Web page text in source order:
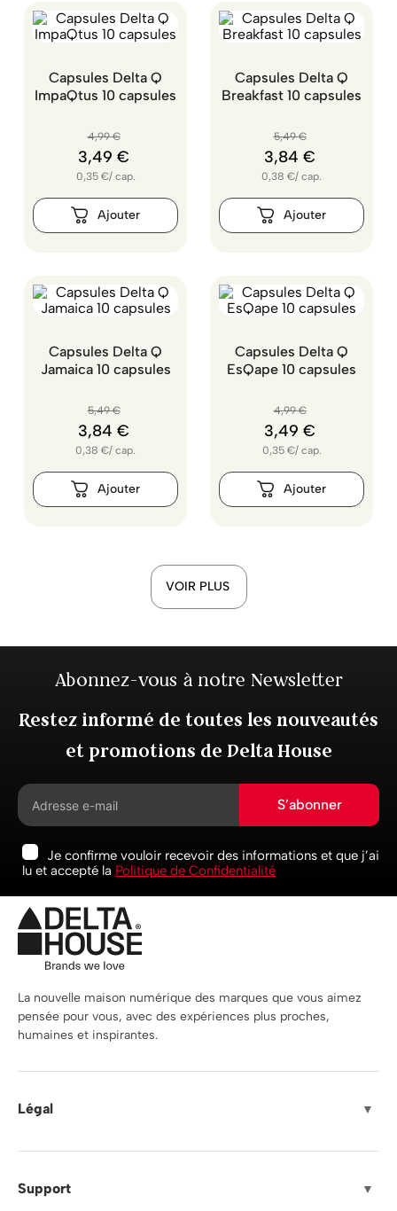
Capsules Delta Q
ImpaQtus 10 capsules
4,99 €
3,49 €
0,35 €/ cap.
Capsules Delta Q
Breakfast 10 capsules
5,49 €
3,84 €
0,38 €/ cap.
Capsules Delta Q
Jamaica 10 capsules
5,49 €
3,84 €
0,38 €/ cap.
Capsules Delta Q
EsQape 10 capsules
4,99 €
3,49 €
0,35 €/ cap.
VOIR PLUS
Abonnez-vous à notre Newsletter
Restez informé de toutes les nouveautés
et promotions de Delta House
S’abonner
Je confirme vouloir recevoir des informations et que j’ai
lu et accepté la Politique de Confidentialité
La nouvelle maison numérique des marques que vous aimez
pensée pour vous, avec des expériences plus proches,
humaines et inspirantes.
Légal ▼
Support ▼